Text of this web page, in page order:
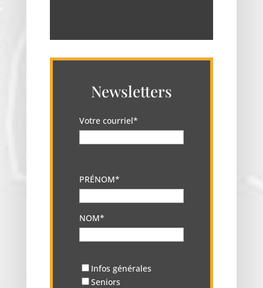
Newsletters
Votre courriel*
PRÉNOM*
NOM*
Infos générales
Seniors